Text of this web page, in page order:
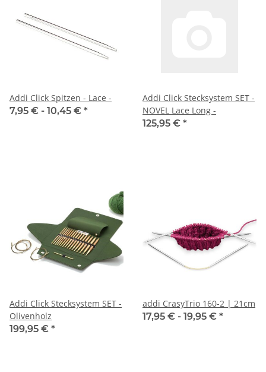
Addi Click Spitzen - Lace -
7,95 € - 10,45 € *
Addi Click Stecksystem SET -
NOVEL Lace Long -
125,95 € *
Addi Click Stecksystem SET -
Olivenholz
199,95 € *
addi CrasyTrio 160-2 | 21cm
17,95 € - 19,95 € *